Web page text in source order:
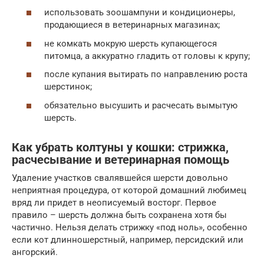
использовать зоошампуни и кондиционеры,
продающиеся в ветеринарных магазинах;
не комкать мокрую шерсть купающегося
питомца, а аккуратно гладить от головы к крупу;
после купания вытирать по направлению роста
шерстинок;
обязательно высушить и расчесать вымытую
шерсть.
Как убрать колтуны у кошки: стрижка,
расчесывание и ветеринарная помощь
Удаление участков свалявшейся шерсти довольно
неприятная процедура, от которой домашний любимец
вряд ли придет в неописуемый восторг. Первое
правило – шерсть должна быть сохранена хотя бы
частично. Нельзя делать стрижку «под ноль», особенно
если кот длинношерстный, например, персидский или
ангорский.